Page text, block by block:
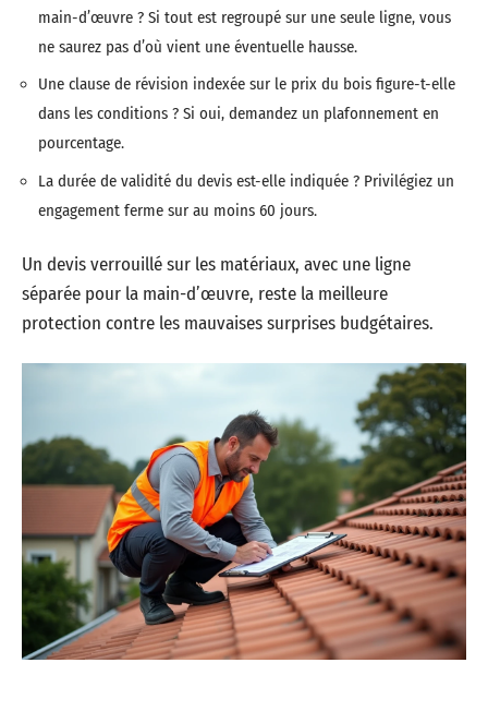
main-d’œuvre ? Si tout est regroupé sur une seule ligne, vous
ne saurez pas d’où vient une éventuelle hausse.
Une clause de révision indexée sur le prix du bois figure-t-elle
dans les conditions ? Si oui, demandez un plafonnement en
pourcentage.
La durée de validité du devis est-elle indiquée ? Privilégiez un
engagement ferme sur au moins 60 jours.
Un devis verrouillé sur les matériaux, avec une ligne
séparée pour la main-d’œuvre, reste la meilleure
protection contre les mauvaises surprises budgétaires.